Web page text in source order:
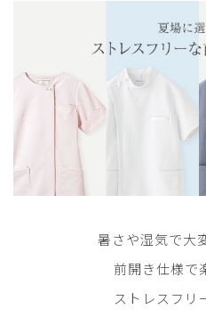
暑さや湿気で大
前開き仕様で
ストレスフリ